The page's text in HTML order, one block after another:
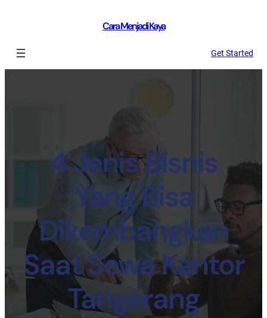
Cara Menjadi Kaya
Get Started
4 Jenis Bisnis
Yang Bisa
Dikembangkan
Saat Sewa Kantor
Tangerang